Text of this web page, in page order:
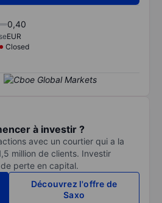
0,40
EUR
Closed
à investir ?
avec un courtier qui a la
million de clients. Investir
perte en capital.
Découvrez l'offre de
Saxo